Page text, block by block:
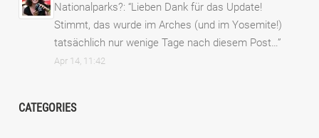
Nationalparks?: “Lieben Dank für das Update!
Stimmt, das wurde im Arches (und im Yosemite!)
tatsächlich nur wenige Tage nach diesem Post…”
Apr 14, 11:42
CATEGORIES